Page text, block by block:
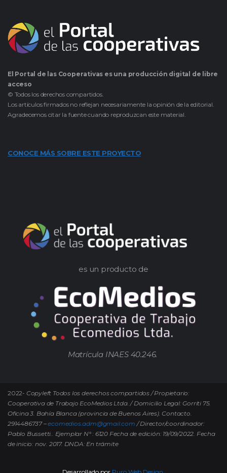
El Portal de las Cooperativas es una producción digital de libre
acceso
© Todos los derechos compartidos.
Los artículos firmados no reflejan necesariamente la opinión de la editorial.
Agradecemos citar la fuente cuando reproduzcan este material.
CONOCE MÁS SOBRE ESTE PROYECTO
es un producto de
Matrícula INAES 40.246.
2022- Copyleft Todos los derechos compartidos / Propietario:
Cooperativa de Trabajo EcoMedios Ltda. / Domicilio Legal: Gorriti 75.
Oficina 3. Bahía Blanca (provincia de Buenos Aires). Contacto.
2914486737 –ecomedios.adm@gmail.com / Director/coordinador:
Pablo Bussetti.. Ejemplar N° : 6120 Fecha de edición: 19/09/2022. Fecha
de inicio: nov. 2017. DNDA: En trámite